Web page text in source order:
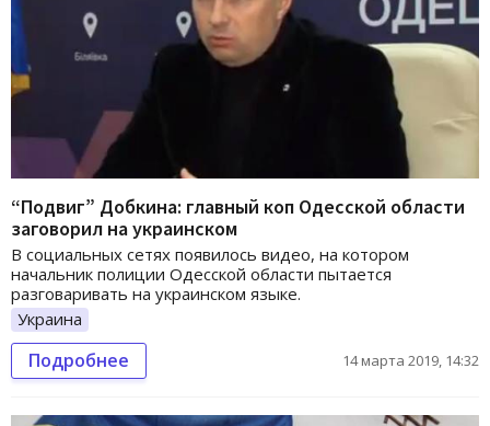
“Подвиг” Добкина: главный коп Одесской области
заговорил на украинском
В социальных сетях появилось видео, на котором
начальник полиции Одесской области пытается
разговаривать на украинском языке.
Украина
Подробнее 14 марта 2019, 14:32